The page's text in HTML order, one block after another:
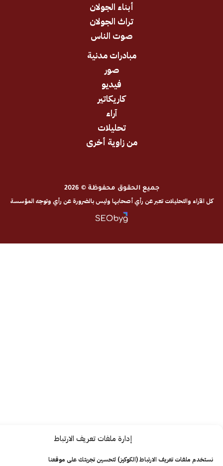
إدارة ملفات تعريف الارتباط
تعريف الارتباط (الكوكيز) لتحسين تجربتك على موقعنا
أبناء الجولان
تراث الجولان
صوت الناس
مبادرات مدنية
من زاوية أخرى
جميع الحقوق محفوظة © 2026
تعبر عن رأي أصحابها وليس بالضرورة عن رأي وتوجه المؤسسة